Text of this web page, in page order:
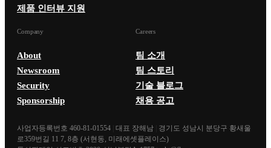
제품 인터뷰 지원
Company
About
Newsroom
Security
Sponsorship
Careers
팀 소개
팀 스토리
기술 블로그
채용 공고
사업자등록번호 460-81-01554 대표 장해남
경기도 성남시 분당구 황새울
로359번길 11 7, 8층 (서현동, 미래에셋플레이스)